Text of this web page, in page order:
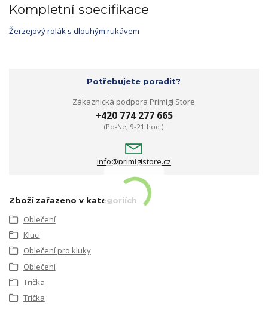
Kompletní specifikace
Žerzejový rolák s dlouhým rukávem
Potřebujete poradit?
Zákaznická podpora Primigi Store
+420 774 277 665
(Po-Ne, 9-21 hod.)
info@primigistore.cz
Zboží zařazeno v kategoriích
Oblečení
Kluci
Oblečení pro kluky
Oblečení
Trička
Trička